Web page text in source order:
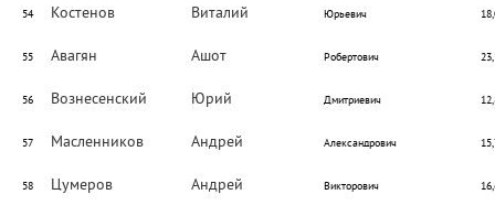
54 Костенов Виталий Юрьевич
55 Авагян Ашот Робертович
56 Вознесенский Юрий Дмитриевич
57 Масленников Андрей Александрович
58 Цумеров Андрей Викторович